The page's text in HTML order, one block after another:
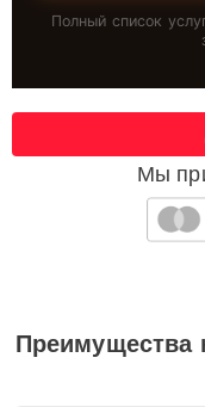
Полный список
Мы
Преимущества